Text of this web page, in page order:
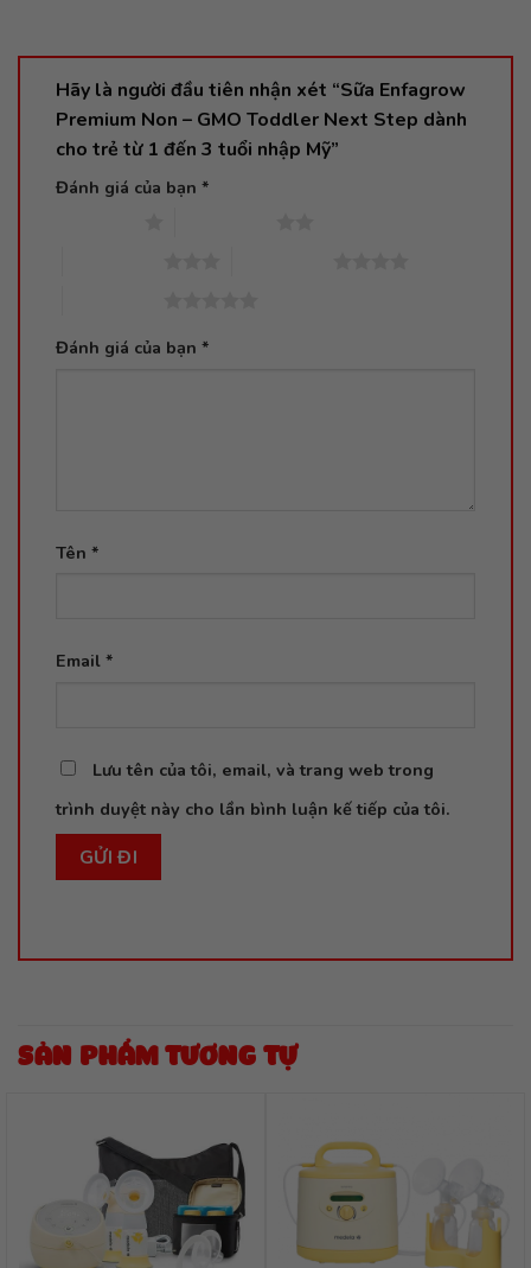
Hãy là người đầu tiên nhận xét “Sữa Enfagrow
Premium Non – GMO Toddler Next Step dành
cho trẻ từ 1 đến 3 tuổi nhập Mỹ”
Đánh giá của bạn *
Đánh giá của bạn *
Tên *
Email *
Lưu tên của tôi, email, và trang web trong
trình duyệt này cho lần bình luận kế tiếp của tôi.
SẢN PHẨM TƯƠNG TỰ